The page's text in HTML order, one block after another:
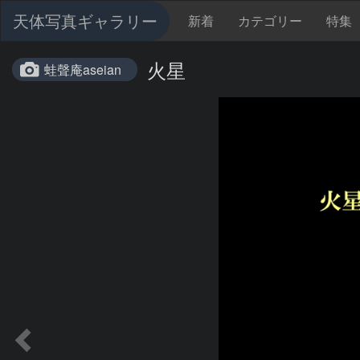
天体写真ギャラリー 新着 カテゴリー 特集
蛙聲庵aseian 火星